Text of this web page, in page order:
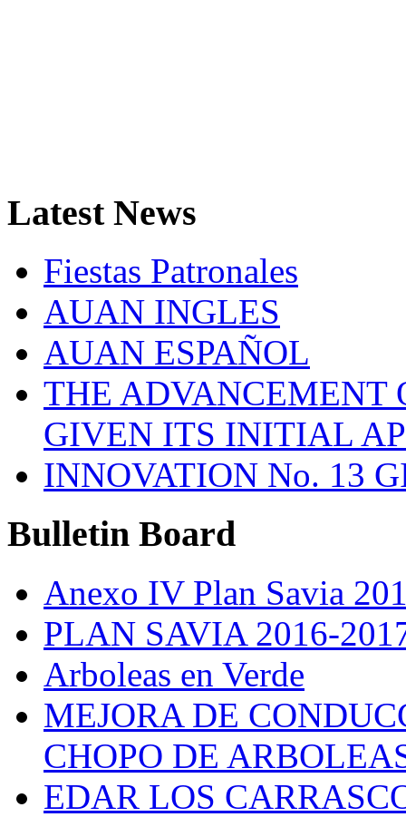
LatestNews
Fiestas Patronales
AUAN INGLES
AUAN ESPAÑOL
THE ADVANCEMENT
GIVEN ITS INITIAL
INNOVATION No. 13
Bulletin Board
Anexo IV Plan Savia
PLAN SAVIA 2016-
Arboleas en Verde
MEJORA DE
CHOPO DE
EDAR LOS